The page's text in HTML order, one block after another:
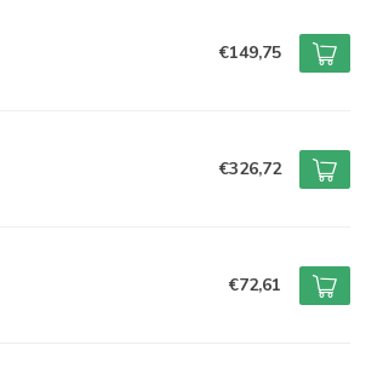
€149,75
€326,72
€72,61